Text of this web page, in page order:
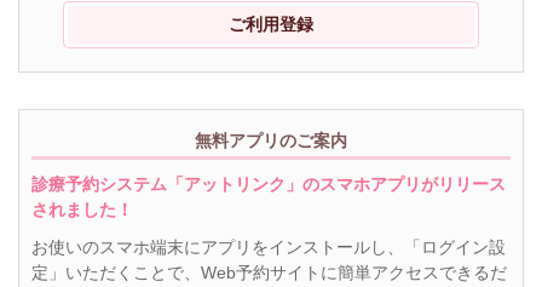
ご利用登録
無料アプリのご案内
診療予約システム「アットリンク」のスマホアプリがリリース
されました！
お使いのスマホ端末にアプリをインストールし、「ログイン設
定」いただくことで、Web予約サイトに簡単アクセスできるだ